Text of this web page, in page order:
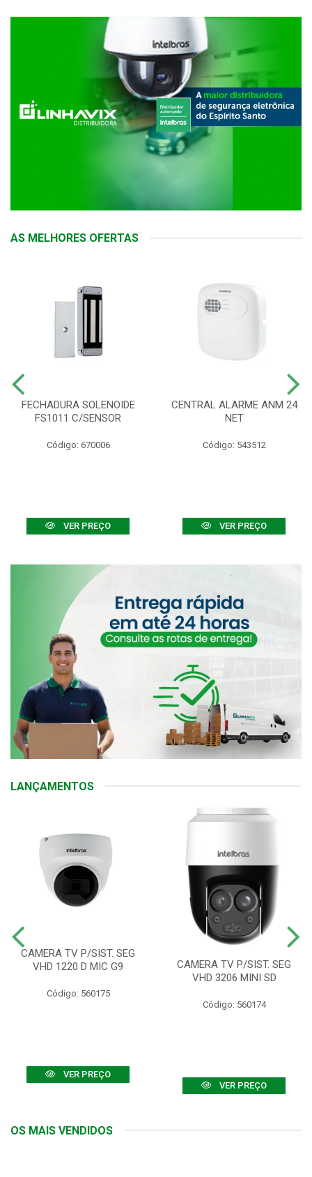
AS MELHORES OFERTAS
FECHADURA SOLENOIDE
FS1011 C/SENSOR
Código: 670006
VER PREÇO
CENTRAL ALARME ANM 24
NET
Código: 543512
VER PREÇO
LANÇAMENTOS
CAMERA TV P/SIST. SEG
VHD 1220 D MIC G9
Código: 560175
VER PREÇO
CAMERA TV P/SIST. SEG
VHD 3206 MINI SD
Código: 560174
VER PREÇO
OS MAIS VENDIDOS